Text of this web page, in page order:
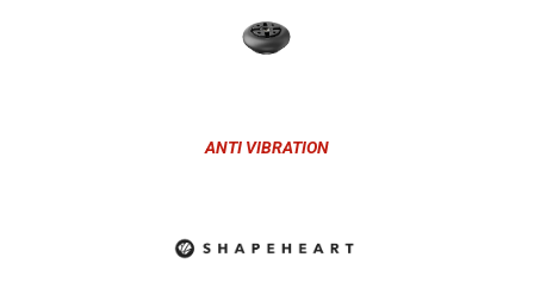
ANTI VIBRATION